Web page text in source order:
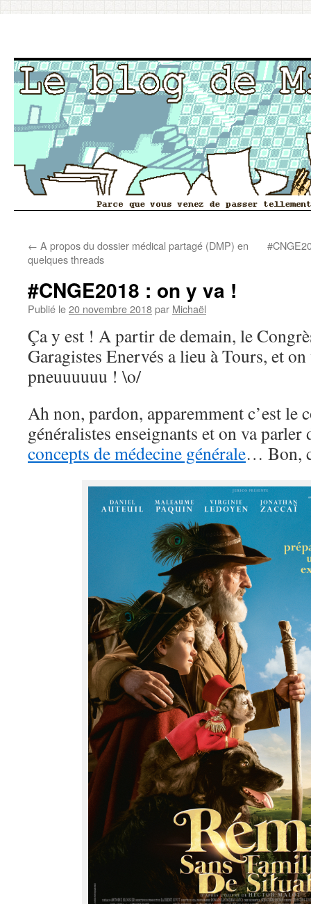
au← A propos du dossier médical partagé (DMP) en
quelques threads
#CNGE2018 : on y va !
Publié le20 novembre 2018par Michaël
Ça y est ! A partir de demain, le
Garagistes Enervés a lieu à Tours, et
pneuuuuuu ! \o/
Ah non, pardon, apparemment c’est le
généralistes enseignants et on va parler
concepts de médecine générale… Bon,